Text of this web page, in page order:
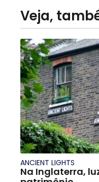
Veja,
ANCIENT LIGHTS
Na Inglaterra,